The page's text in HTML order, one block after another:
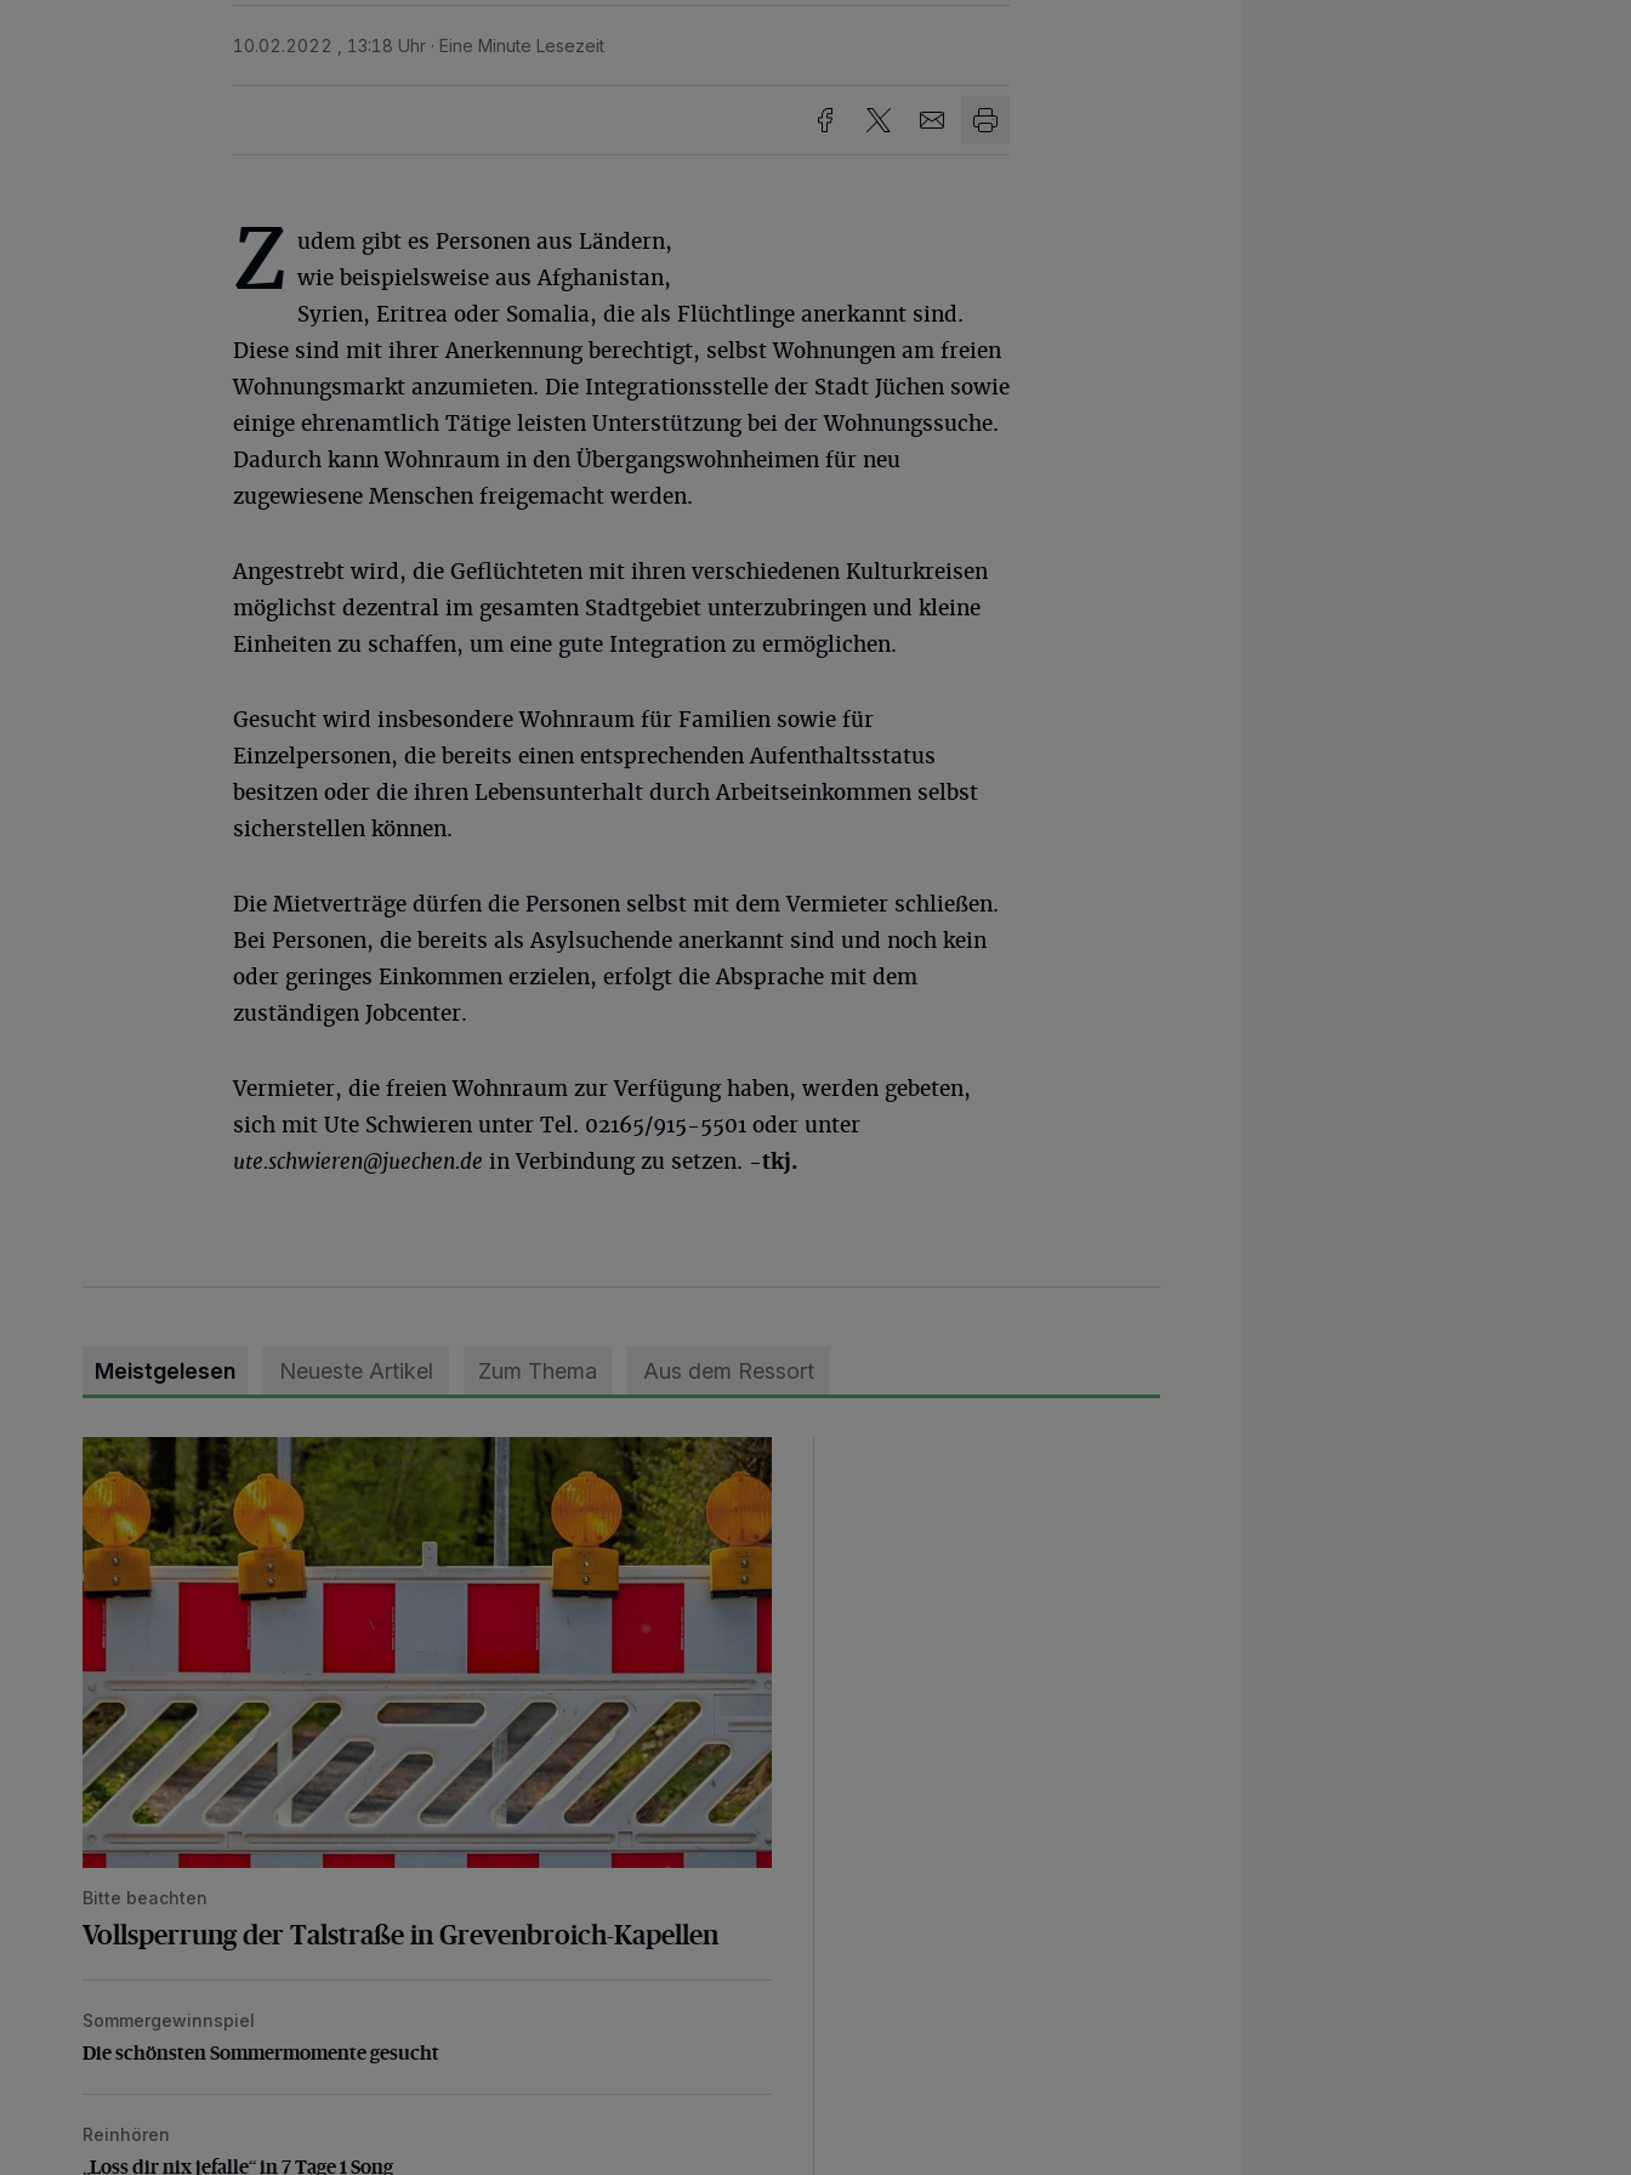
10.02.2022 , 13:18 Uhr Eine Minute Lesezeit
Z udem gibt es Personen aus Ländern,
wie beispielsweise aus Afghanistan,
Syrien, Eritrea oder Somalia, die als Flüchtlinge anerkannt sind.
Diese sind mit ihrer Anerkennung berechtigt, selbst Wohnungen am freien
Wohnungsmarkt anzumieten. Die Integrationsstelle der Stadt Jüchen sowie
einige ehrenamtlich Tätige leisten Unterstützung bei der Wohnungssuche.
Dadurch kann Wohnraum in den Übergangswohnheimen für neu
zugewiesene Menschen freigemacht werden.
Angestrebt wird, die Geflüchteten mit ihren verschiedenen Kulturkreisen
möglichst dezentral im gesamten Stadtgebiet unterzubringen und kleine
Einheiten zu schaffen, um eine gute Integration zu ermöglichen.
Gesucht wird insbesondere Wohnraum für Familien sowie für
Einzelpersonen, die bereits einen entsprechenden Aufenthaltsstatus
besitzen oder die ihren Lebensunterhalt durch Arbeitseinkommen selbst
sicherstellen können.
Die Mietverträge dürfen die Personen selbst mit dem Vermieter schließen.
Bei Personen, die bereits als Asylsuchende anerkannt sind und noch kein
oder geringes Einkommen erzielen, erfolgt die Absprache mit dem
zuständigen Jobcenter.
Vermieter, die freien Wohnraum zur Verfügung haben, werden gebeten,
sich mit Ute Schwieren unter Tel. 02165/915-5501 oder unter
ute.schwieren@juechen.de in Verbindung zu setzen. -tkj.
Meistgelesen Neueste Artikel Zum Thema Aus dem Ressort
Vollsperrung der Talstraße in Grevenbroich-Kapellen
Bitte beachten
Vollsperrung der Talstraße in Grevenbroich-Kapellen
Die schönsten Sommermomente gesucht
Sommergewinnspiel
Die schönsten Sommermomente gesucht
„Loss dir nix jefalle“ in 7 Tage 1 Song
Reinhören
„Loss dir nix jefalle“ in 7 Tage 1 Song